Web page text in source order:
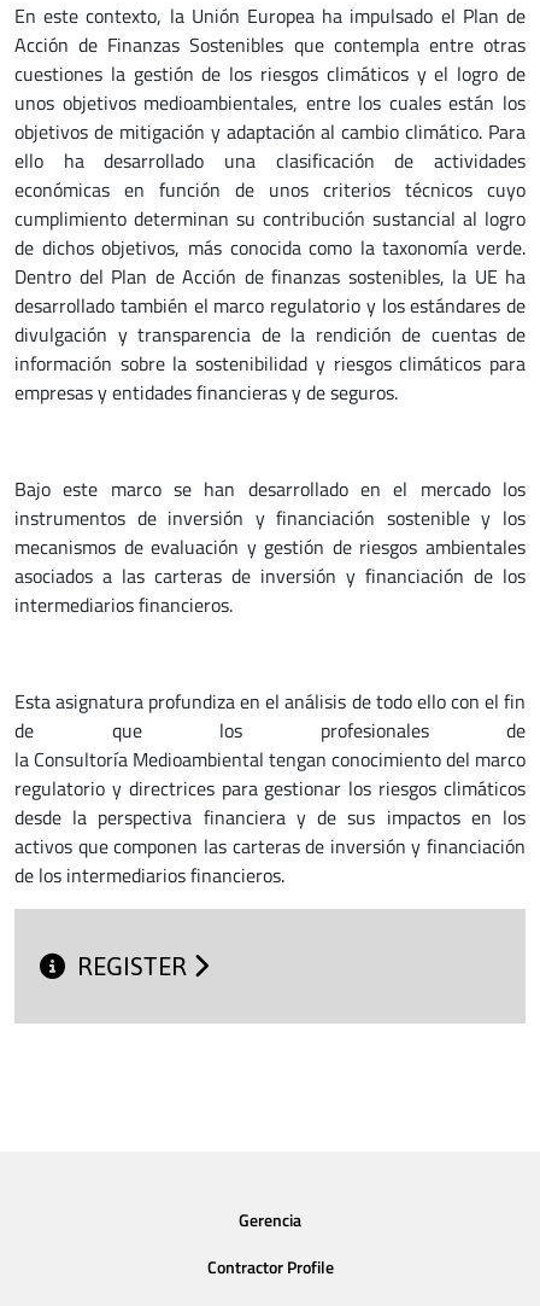
En este contexto, la Unión Europea ha impulsado el Plan de
Acción de Finanzas Sostenibles que contempla entre otras
cuestiones la gestión de los riesgos climáticos y el logro de
unos objetivos medioambientales, entre los cuales están los
objetivos de mitigación y adaptación al cambio climático. Para
ello ha desarrollado una clasificación de actividades
económicas en función de unos criterios técnicos cuyo
cumplimiento determinan su contribución sustancial al logro
de dichos objetivos, más conocida como la taxonomía verde.
Dentro del Plan de Acción de finanzas sostenibles, la UE ha
desarrollado también el marco regulatorio y los estándares de
divulgación y transparencia de la rendición de cuentas de
información sobre la sostenibilidad y riesgos climáticos para
empresas y entidades financieras y de seguros.
Bajo este marco se han desarrollado en el mercado los
instrumentos de inversión y financiación sostenible y los
mecanismos de evaluación y gestión de riesgos ambientales
asociados a las carteras de inversión y financiación de los
intermediarios financieros.
Esta asignatura profundiza en el análisis de todo ello con el fin
de que los profesionales de
la Consultoría Medioambiental tengan conocimiento del marco
regulatorio y directrices para gestionar los riesgos climáticos
desde la perspectiva financiera y de sus impactos en los
activos que componen las carteras de inversión y financiación
de los intermediarios financieros.
REGISTER
Gerencia
Contractor Profile